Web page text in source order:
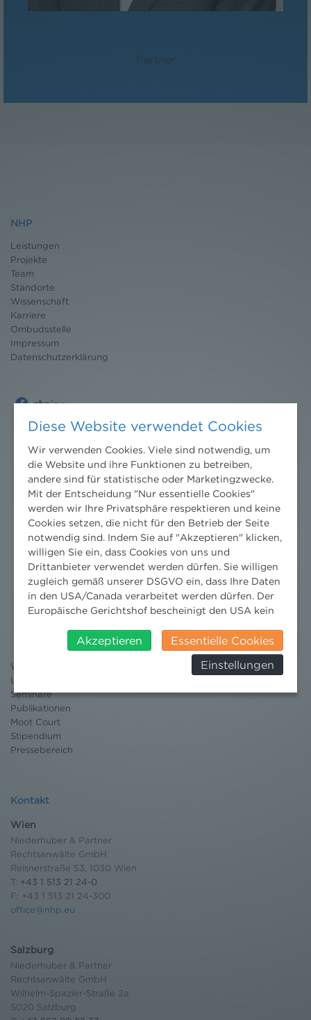
Partner
NHP
Leistungen
Projekte
Team
Standorte
Wissenschaft
Karriere
Ombudsstelle
Impressum
Datenschutzerklärung
Nachrichten
Newsletter
3 Minuten Umweltrecht
Willkommen Umweltrecht
Umweltrechtsblog
Seminare
Publikationen
Moot Court
Stipendium
Pressebereich
Kontakt
Wien
Niederhuber & Partner
Rechtsanwälte GmbH
Reisnerstraße 53, 1030 Wien
T: +43 1 513 21 24-0
F: +43 1 513 21 24-300
office@nhp.eu
Salzburg
Niederhuber & Partner
Rechtsanwälte GmbH
Wilhelm-Spazier-Straße 2a
5020 Salzburg
Diese Website verwendet Cookies
Wir verwenden Cookies. Viele sind notwendig, um
die Website und ihre Funktionen zu betreiben,
andere sind für statistische oder Marketingzwecke.
Mit der Entscheidung "Nur essentielle Cookies"
werden wir Ihre Privatsphäre respektieren und keine
Cookies setzen, die nicht für den Betrieb der Seite
notwendig sind. Indem Sie auf "Akzeptieren" klicken,
willigen Sie ein, dass Cookies von uns und
Drittanbieter verwendet werden dürfen. Sie willigen
zugleich gemäß unserer DSGVO ein, dass Ihre Daten
in den USA/Canada verarbeitet werden dürfen. Der
Europäische Gerichtshof bescheinigt den USA kein
insbesondere das Risiko, dass ihre Daten durch US-
Behörden, zu Kontroll- und zu
Überwachungszwecken, verarbeitet werden und
werden können. Zudem finden Sie am
Bildschirmrand ein Cookie-Icon wo Sie jederzeit Ihre
Einwilligung widerrufen und Widerspruch ausüben.
Weitere Infomationen finden Sie hier:
Datenschutzerklärung
Akzeptieren
Essentielle Cookies
Einstellungen